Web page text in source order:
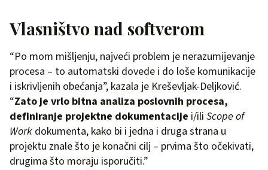
Vlasništvo nad softverom
“Po mom mišljenju, najveći problem je nerazumijevanje
procesa – to automatski dovede i do loše komunikacije
i iskrivljenih obećanja”, kazala je Kreševljak-Deljković.
“Zato je vrlo bitna analiza poslovnih procesa,
definiranje projektne dokumentacije i/ili Scope of
Work dokumenta, kako bi i jedna i druga strana u
projektu znale što je konačni cilj – prvima što očekivati,
drugima što moraju isporučiti.”